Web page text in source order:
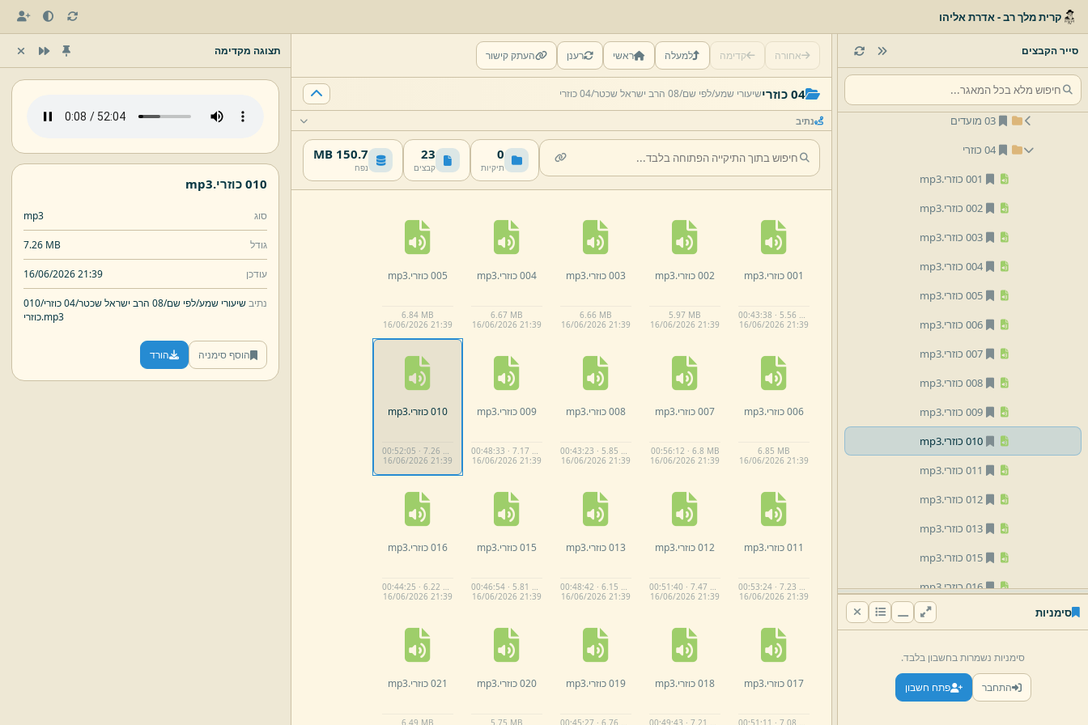
קרית מלך רב - אדרת אליהו
סייר הקבצים
08 הרב ישראל שכטר
02 תהלים
03 מועדים
04 כוזרי
001 כוזרי.
mp3
002 כוזרי.
mp3
003 כוזרי.
mp3
004 כוזרי.
mp3
005 כוזרי.
mp3
006 כוזרי.
mp3
007 כוזרי.
mp3
008 כוזרי.
mp3
009 כוזרי.
mp3
010 כוזרי.
mp3
011 כוזרי.
mp3
012 כוזרי.
mp3
013 כוזרי.
mp3
015 כוזרי.
mp3
016 כוזרי.
mp3
mp3
019 כוזרי.
mp3
020 כוזרי.
mp3
סימניות
סימניות נשמרות בחשבון בלבד.
התחבר פתח חשבון
אחורה קדימה למעלה ראשי רענן העתק קישור
04 כוזרי שיעורי שמע/לפי שם/08 הרב ישראל שכטר/ 04 כוזרי
נתיב
0
תיקיות
23
קבצים
150.7 MB
נפח
001 כוזרי. mp3
00:43:38 · 5.56 MB
16/06/2026 21:39
002 כוזרי. mp3
5.97 MB
16/06/2026 21:39
003 כוזרי. mp3
6.66 MB
16/06/2026 21:39
004 כוזרי. mp3
6.67 MB
16/06/2026 21:39
005 כוזרי. mp3
6.84 MB
16/06/2026 21:39
006 כוזרי. mp3
6.85 MB
16/06/2026 21:39
007 כוזרי. mp3
00:56:12 · 6.8 MB
16/06/2026 21:39
008 כוזרי. mp3
00:43:23 · 5.85 MB
16/06/2026 21:39
009 כוזרי. mp3
00:48:33 · 7.17 MB
16/06/2026 21:39
010 כוזרי. mp3
00:52:05 · 7.26 MB
16/06/2026 21:39
011 כוזרי. mp3
00:53:24 · 7.23 MB
16/06/2026 21:39
012 כוזרי. mp3
00:51:40 · 7.47 MB
16/06/2026 21:39
013 כוזרי. mp3
00:48:42 · 6.15 MB
16/06/2026 21:39
015 כוזרי. mp3
00:46:54 · 5.81 MB
16/06/2026 21:39
016 כוזרי. mp3
00:44:25 · 6.22 MB
16/06/2026 21:39
017 כוזרי. mp3 018 כוזרי. mp3 019 כוזרי. mp3 020 כוזרי. mp3
5. 75 MB
021 כוזרי. mp3
6. 49 MB
תצוגה מקדימה
010 כוזרי. mp3
סוג mp3
גודל 7.26 MB
עודכן 16/06/2026 21:39
נתיבשיעורי שמע/לפי שם/08 הרב ישראל שכטר/ 04 כוזרי/
010
כוזרי.mp3
הוסף סימניה הורד